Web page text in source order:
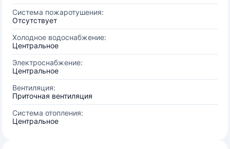
Система пожаротушения:
Отсутствует
Холодное водоснабжение:
Центральное
Электроснабжение:
Центральное
Вентиляция:
Приточная вентиляция
Система отопления:
Центральное